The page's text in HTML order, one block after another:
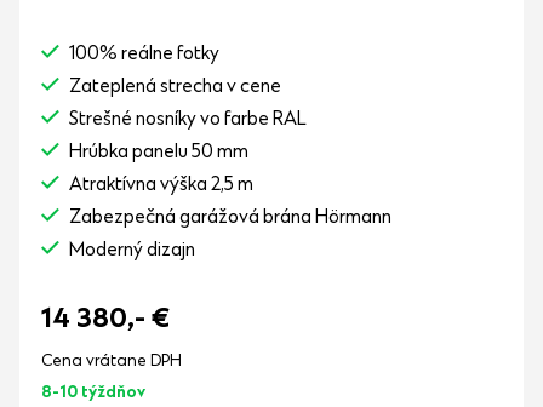
100% reálne fotky
Zateplená strecha v cene
Strešné nosníky vo farbe RAL
Hrúbka panelu 50 mm
Atraktívna výška 2,5 m
Zabezpečná garážová brána Hörmann
Moderný dizajn
14 380,- €
Cena vrátane DPH
8-10 týždňov